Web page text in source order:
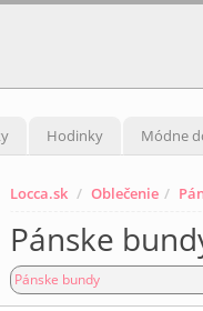
Hodinky Módne
Locca.sk Oblečenie
Pánske
Pánske bundy